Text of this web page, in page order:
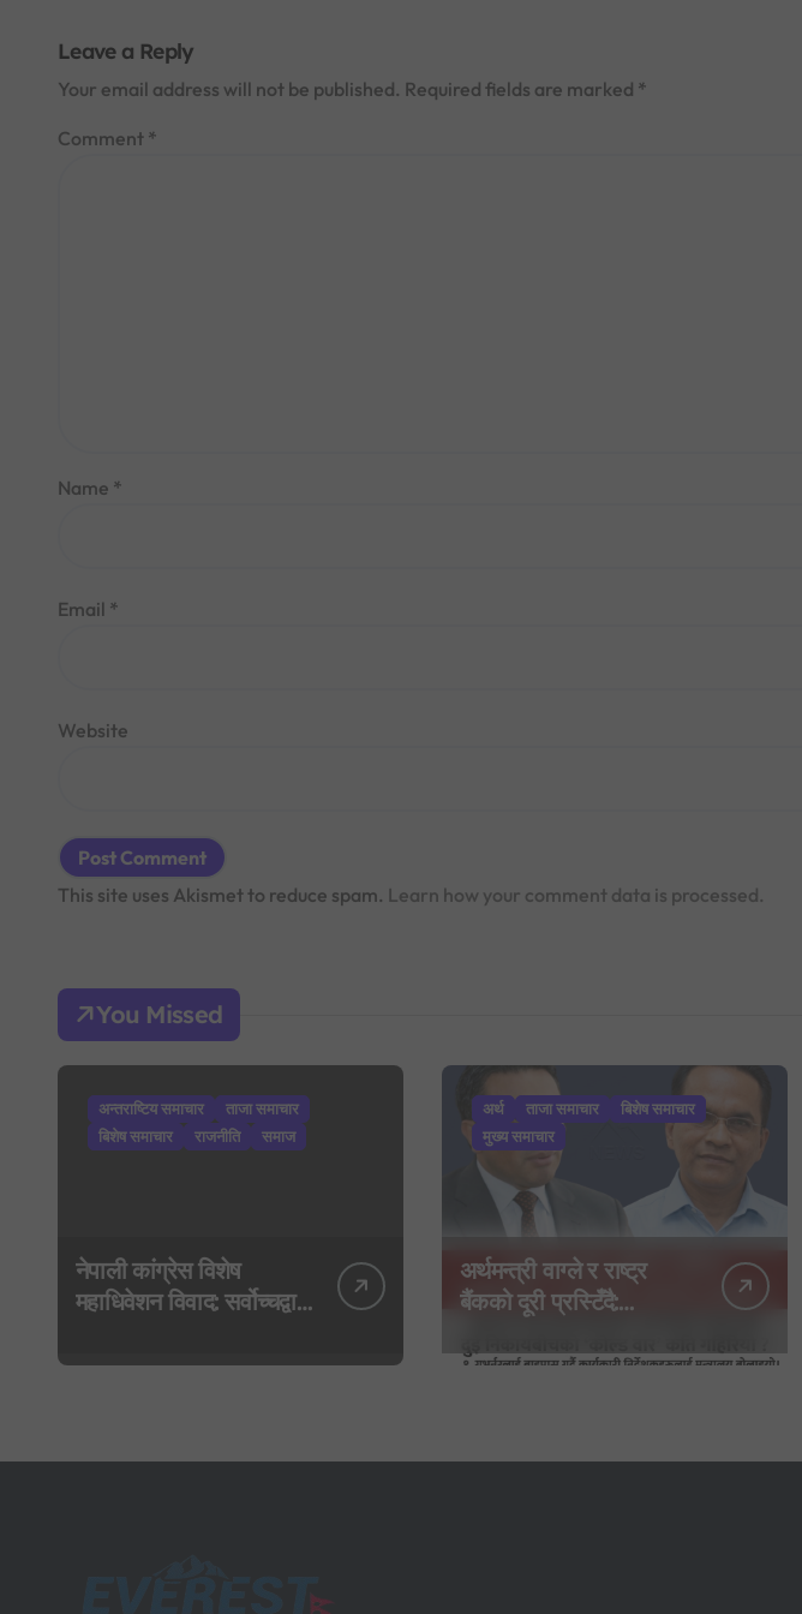
Leave a Reply
Your email address will not be published. Required fields are marked *
Comment *
Name *
Email *
Website
This site uses Akismet to reduce spam. Learn how your comment data is processed.
You Missed
अन्तराष्टिय समाचार
ताजा समाचार
बिशेष समाचार
राजनीति समाज
नेपाली कांग्रेस विशेष
महाधिवेशन विवाद: सर्वोच्चद्वारा
आदेश, पुरानो फैसला
अर्थ ताजा समाचार
बिशेष समाचार
मुख्य समाचार
अर्थमन्त्री वाग्ले र राष्ट्र
बैंकको दूरी प्रस्टिँदै:
कार्यकारी निर्देशकहरूलाई